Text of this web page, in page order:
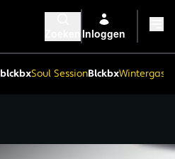
Inloggen
blckbxSoul SessionBlckbx